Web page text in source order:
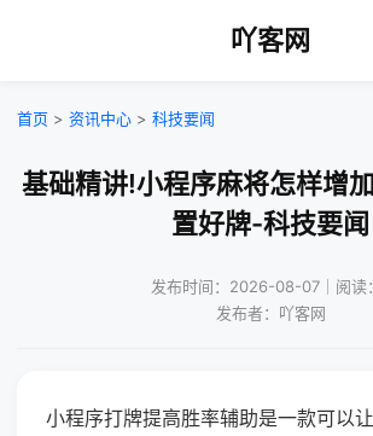
吖客网
首页 > 资讯中心 > 科技要闻
基础精讲!小程序麻将怎样增
置好牌-科技要闻
发布时间：2026-08-07｜阅读
发布者：吖客网
小程序打牌提高胜率辅助是一款可以